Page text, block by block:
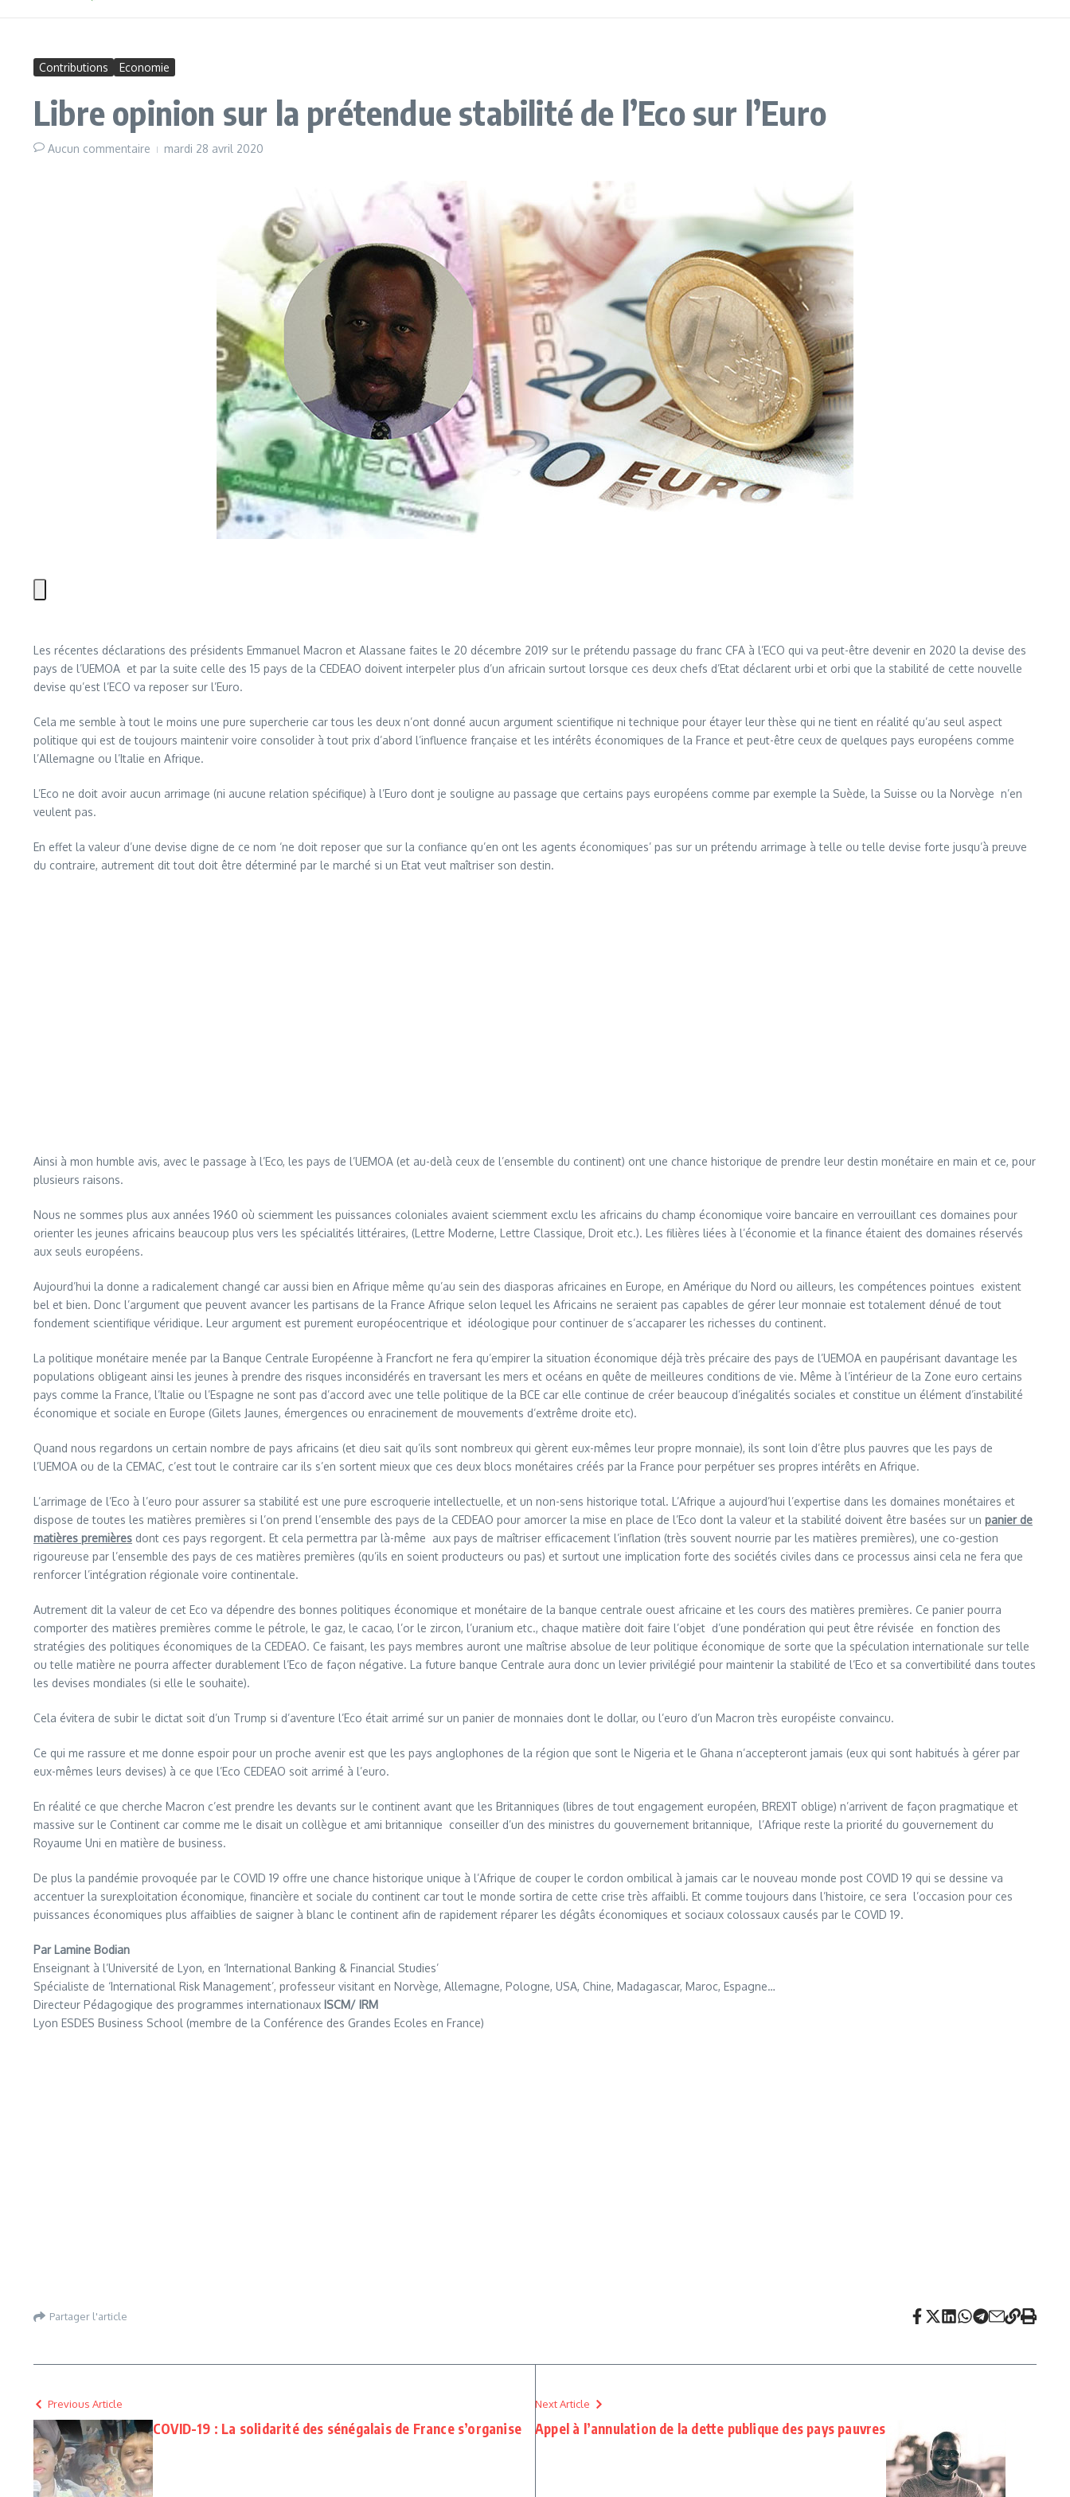
Contributions Economie
Libre opinion sur la prétendue stabilité de l’Eco sur l’Euro
Aucun commentaire mardi 28 avril 2020
Les récentes déclarations des présidents Emmanuel Macron et Alassane faites le 20 décembre 2019 sur le prétendu passage du franc CFA à l’ECO qui va peut-être devenir en 2020 la devise des
pays de l’UEMOA et par la suite celle des 15 pays de la CEDEAO doivent interpeler plus d’un africain surtout lorsque ces deux chefs d’Etat déclarent urbi et orbi que la stabilité de cette nouvelle
devise qu’est l’ECO va reposer sur l’Euro.
Cela me semble à tout le moins une pure supercherie car tous les deux n’ont donné aucun argument scientifique ni technique pour étayer leur thèse qui ne tient en réalité qu’au seul aspect
politique qui est de toujours maintenir voire consolider à tout prix d’abord l’influence française et les intérêts économiques de la France et peut-être ceux de quelques pays européens comme
l’Allemagne ou l’Italie en Afrique.
L’Eco ne doit avoir aucun arrimage (ni aucune relation spécifique) à l’Euro dont je souligne au passage que certains pays européens comme par exemple la Suède, la Suisse ou la Norvège n’en
veulent pas.
En effet la valeur d’une devise digne de ce nom ‘ne doit reposer que sur la confiance qu’en ont les agents économiques’ pas sur un prétendu arrimage à telle ou telle devise forte jusqu’à preuve
du contraire, autrement dit tout doit être déterminé par le marché si un Etat veut maîtriser son destin.
Ainsi à mon humble avis, avec le passage à l’Eco, les pays de l’UEMOA (et au-delà ceux de l’ensemble du continent) ont une chance historique de prendre leur destin monétaire en main et ce, pour
plusieurs raisons.
Nous ne sommes plus aux années 1960 où sciemment les puissances coloniales avaient sciemment exclu les africains du champ économique voire bancaire en verrouillant ces domaines pour
orienter les jeunes africains beaucoup plus vers les spécialités littéraires, (Lettre Moderne, Lettre Classique, Droit etc.). Les filières liées à l’économie et la finance étaient des domaines réservés
aux seuls européens.
Aujourd’hui la donne a radicalement changé car aussi bien en Afrique même qu’au sein des diasporas africaines en Europe, en Amérique du Nord ou ailleurs, les compétences pointues existent
bel et bien. Donc l’argument que peuvent avancer les partisans de la France Afrique selon lequel les Africains ne seraient pas capables de gérer leur monnaie est totalement dénué de tout
fondement scientifique véridique. Leur argument est purement européocentrique et idéologique pour continuer de s’accaparer les richesses du continent.
La politique monétaire menée par la Banque Centrale Européenne à Francfort ne fera qu’empirer la situation économique déjà très précaire des pays de l’UEMOA en paupérisant davantage les
populations obligeant ainsi les jeunes à prendre des risques inconsidérés en traversant les mers et océans en quête de meilleures conditions de vie. Même à l’intérieur de la Zone euro certains
pays comme la France, l’Italie ou l’Espagne ne sont pas d’accord avec une telle politique de la BCE car elle continue de créer beaucoup d’inégalités sociales et constitue un élément d’instabilité
économique et sociale en Europe (Gilets Jaunes, émergences ou enracinement de mouvements d’extrême droite etc).
Quand nous regardons un certain nombre de pays africains (et dieu sait qu’ils sont nombreux qui gèrent eux-mêmes leur propre monnaie), ils sont loin d’être plus pauvres que les pays de
l’UEMOA ou de la CEMAC, c’est tout le contraire car ils s’en sortent mieux que ces deux blocs monétaires créés par la France pour perpétuer ses propres intérêts en Afrique.
L’arrimage de l’Eco à l’euro pour assurer sa stabilité est une pure escroquerie intellectuelle, et un non-sens historique total. L’Afrique a aujourd’hui l’expertise dans les domaines monétaires et
dispose de toutes les matières premières si l’on prend l’ensemble des pays de la CEDEAO pour amorcer la mise en place de l’Eco dont la valeur et la stabilité doivent être basées sur un panier de
matières premières dont ces pays regorgent. Et cela permettra par là-même aux pays de maîtriser efficacement l’inflation (très souvent nourrie par les matières premières), une co-gestion
rigoureuse par l’ensemble des pays de ces matières premières (qu’ils en soient producteurs ou pas) et surtout une implication forte des sociétés civiles dans ce processus ainsi cela ne fera que
renforcer l’intégration régionale voire continentale.
Autrement dit la valeur de cet Eco va dépendre des bonnes politiques économique et monétaire de la banque centrale ouest africaine et les cours des matières premières. Ce panier pourra
comporter des matières premières comme le pétrole, le gaz, le cacao, l’or le zircon, l’uranium etc., chaque matière doit faire l’objet d’une pondération qui peut être révisée en fonction des
stratégies des politiques économiques de la CEDEAO. Ce faisant, les pays membres auront une maîtrise absolue de leur politique économique de sorte que la spéculation internationale sur telle
ou telle matière ne pourra affecter durablement l’Eco de façon négative. La future banque Centrale aura donc un levier privilégié pour maintenir la stabilité de l’Eco et sa convertibilité dans toutes
les devises mondiales (si elle le souhaite).
Cela évitera de subir le dictat soit d’un Trump si d’aventure l’Eco était arrimé sur un panier de monnaies dont le dollar, ou l’euro d’un Macron très européiste convaincu.
Ce qui me rassure et me donne espoir pour un proche avenir est que les pays anglophones de la région que sont le Nigeria et le Ghana n’accepteront jamais (eux qui sont habitués à gérer par
eux-mêmes leurs devises) à ce que l’Eco CEDEAO soit arrimé à l’euro.
En réalité ce que cherche Macron c’est prendre les devants sur le continent avant que les Britanniques (libres de tout engagement européen, BREXIT oblige) n’arrivent de façon pragmatique et
massive sur le Continent car comme me le disait un collègue et ami britannique conseiller d’un des ministres du gouvernement britannique, l’Afrique reste la priorité du gouvernement du
Royaume Uni en matière de business.
De plus la pandémie provoquée par le COVID 19 offre une chance historique unique à l’Afrique de couper le cordon ombilical à jamais car le nouveau monde post COVID 19 qui se dessine va
accentuer la surexploitation économique, financière et sociale du continent car tout le monde sortira de cette crise très affaibli. Et comme toujours dans l’histoire, ce sera l’occasion pour ces
puissances économiques plus affaiblies de saigner à blanc le continent afin de rapidement réparer les dégâts économiques et sociaux colossaux causés par le COVID 19.
Par Lamine Bodian
Enseignant à l’Université de Lyon, en ‘International Banking & Financial Studies’
Spécialiste de ‘International Risk Management’, professeur visitant en Norvège, Allemagne, Pologne, USA, Chine, Madagascar, Maroc, Espagne…
Directeur Pédagogique des programmes internationaux ISCM/ IRM
Lyon ESDES Business School (membre de la Conférence des Grandes Ecoles en France)
Partager l'article
Previous Article
COVID-19 : La solidarité des sénégalais de France s’organise
Next Article
Appel à l’annulation de la dette publique des pays pauvres